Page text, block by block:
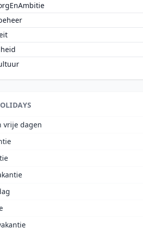
vrije dagen